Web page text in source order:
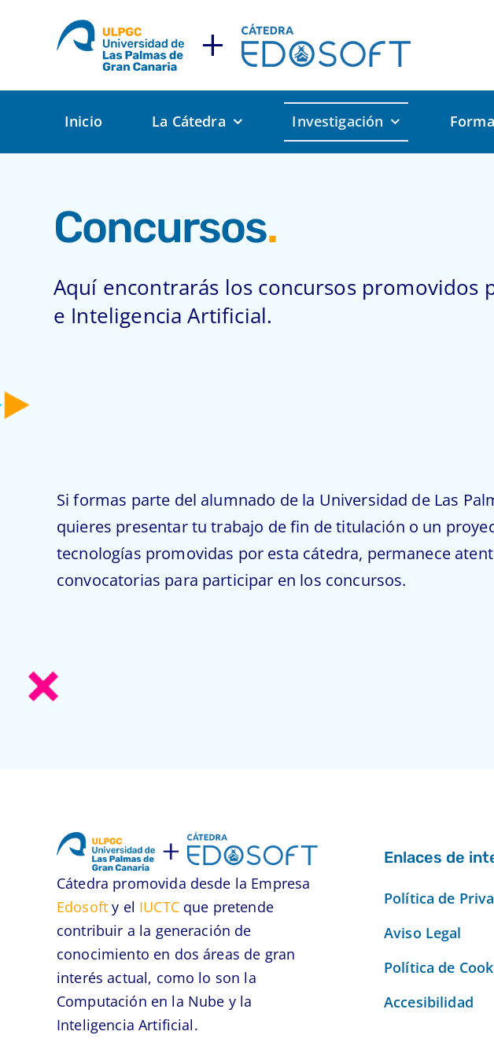
Inicio La Cátedra Investigación
Concursos.
Aquí encontrarás los concursos promovidos
e Inteligencia Artificial.
Si formas parte del alumnado de la Universidad de Las
quieres presentar tu trabajo de fin de titulación o un
tecnologías promovidas por esta cátedra, permanece
convocatorias para participar en los concursos.
Cátedra promovida desde la Empresa
Edosoft y el IUCTCque pretende
contribuir a la generación de
conocimiento en dos áreas de gran
interés actual, como lo son la
Computación en la Nube y la
Inteligencia Artificial.
Enlaces de
Política de
Aviso Legal
Política de
Accesibilidad